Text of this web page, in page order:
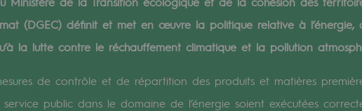
et ouverte
(DGEC) définit et met en œuvre la politique relative à l’énergie,
la lutte contre le réchauffement climatique et la pollution
de contrôle et de répartition des produits et matières
public dans le domaine de l’énergie soient exécutées